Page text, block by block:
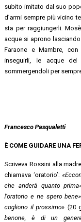
subito imitato dal suo
d’armi sempre più vicino
sta per raggiungerli.
acque si aprono
Faraone e Mambre,
inseguirli, le acque
sommergendoli per
Francesco Pasqualetti
È COME GUIDARE UNA
Scriveva Rossini alla
chiamava ‘oratorio’:
che anderà quanto
l’oratorio e ne spero
cogliono il prossimo» (20
benone, è di un